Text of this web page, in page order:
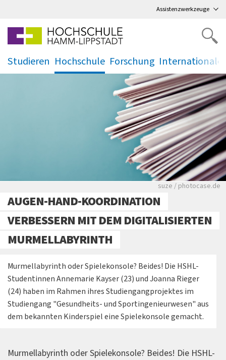
Assistenzwerkzeuge
Studieren
.
Hochschule
.
Forschung
. .
Viele Zeitungen.
suze / photocase.de
AUGEN-HAND-KOORDINATION
VERBESSERN MIT DEM DIGITALISIERTEN
MURMELLABYRINTH
Murmellabyrinth oder Spielekonsole? Beides! Die HSHL-
Studentinnen Annemarie Kayser (23) und Joanna Rieger
(24) haben im Rahmen ihres Studiengangprojektes im
Studiengang "Gesundheits- und Sportingenieurwesen" aus
dem bekannten Kinderspiel eine Spielekonsole gemacht.
Murmellabyrinth oder Spielekonsole? Beides! Die HSHL-